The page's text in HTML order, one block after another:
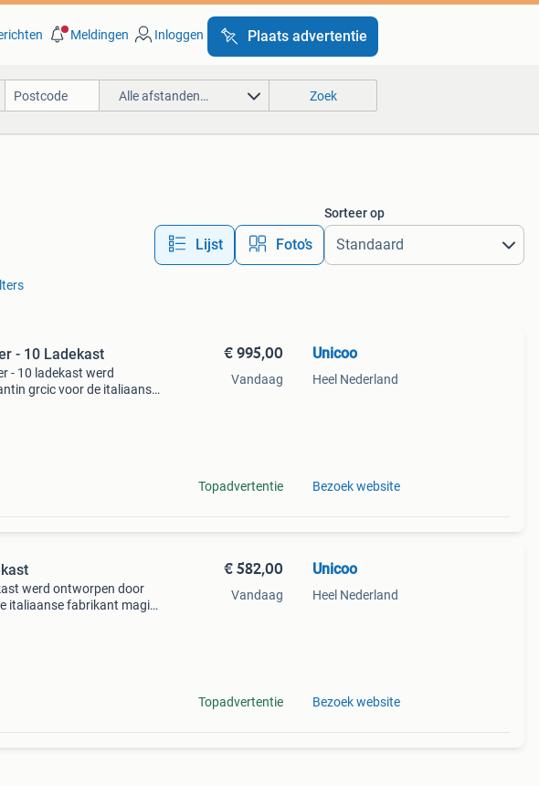
Meldingen Inloggen Plaats advertentie
Alle afstanden… Zoek
Lijst Foto’s
Sorteer op
- 10 Ladekast
- 10 ladekast werd
grcic voor de italiaanse
€ 995,00
Vandaag
Topadvertentie
Unicoo
Heel Nederland
Bezoek website
werd ontworpen door
italiaanse fabrikant magis.
€ 582,00
Vandaag
Topadvertentie
Unicoo
Heel Nederland
Bezoek website